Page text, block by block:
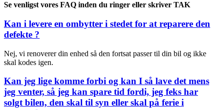
Se venligst vores FAQ inden du ringer eller skriver TAK
Kan i levere en ombytter i stedet for at reparere den
defekte ?
Nej, vi renoverer din enhed så den fortsat passer til din bil og ikke
skal kodes igen.
Kan jeg lige komme forbi og kan I så lave det mens
jeg venter, så jeg kan spare tid fordi, jeg feks har
solgt bilen, den skal til syn eller skal på ferie i